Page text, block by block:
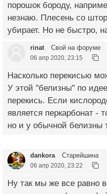
порошок бороду,
незнаю. Плесень со
убирает. Но не быстро,
rinat Свой на форуме
06 апр 2020, 23:15
Насколько перекисью
У этой "белизны" по
перекись. Если
является перкарбонат -
но и у обычной белизны
dankora Старейшина
06 апр 2020, 23:22
Ну так мы же все равно